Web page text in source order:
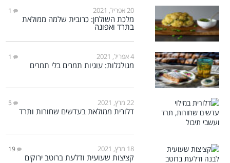
20 אפריל, 2021 1
מלכת השולחן: כרובית שלמה ממולאת
בתרד ואפונה
4 אפריל, 2021 1
מגולגלות: עוגיות תמרים בלי תמרים
22 מרץ, 2021 5
דלורית ממולאת בעדשים שחורות ותרד
18 מרץ, 2021 19
קציצות שעועית ודלעת ברוטב ירוקים